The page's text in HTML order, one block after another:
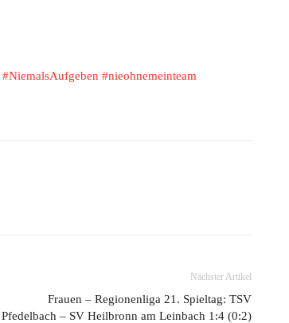
#NiemalsAufgeben #nieohnemeinteam
Nächster Artikel
Frauen – Regionenliga 21. Spieltag: TSV
Pfedelbach – SV Heilbronn am Leinbach 1:4 (0:2)